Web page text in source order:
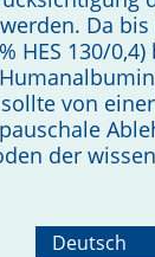
Da
HES 130/
von
der
Deutsch